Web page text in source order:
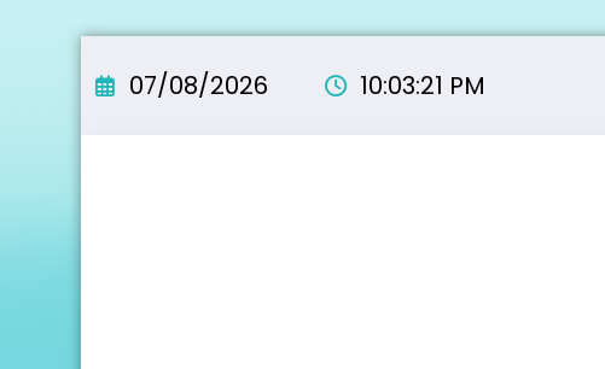
au
07/08/2026 10:03:22 PM